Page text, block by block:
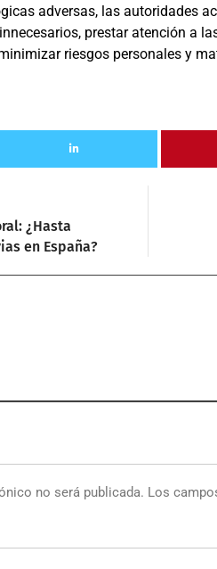
adversas, las autoridades
prestar atención a
riesgos personales y
¿Hasta
en España?
no será publicada. Los